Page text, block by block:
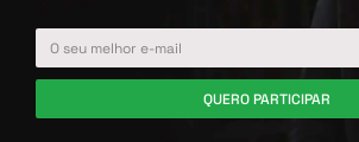
QUERO PARTICIPAR